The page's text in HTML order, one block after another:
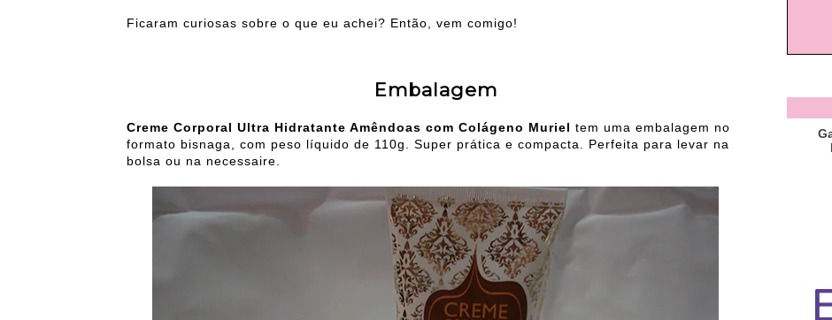
Ficaram curiosas sobre o que eu achei? Então, vem comigo!
Embalagem
Creme Corporal Ultra Hidratante Amêndoas com Colágeno Muriel tem uma embalagem no
formato bisnaga, com peso líquido de 110g. Super prática e compacta. Perfeita para levar na
bolsa ou na necessaire.